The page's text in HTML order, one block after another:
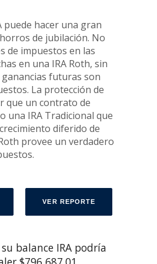
puede hacer una gran
de jubilación. No
de impuestos en las
en una IRA Roth, sin
futuras son
La protección de
que un contrato de
una IRA Tradicional que
diferido de
provee un verdadero
balance IRA podría